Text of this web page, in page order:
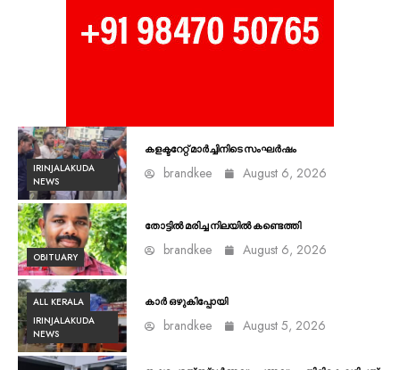
IRINJALAKUDA
NEWS
കളക്ടറേറ്റ് മാർച്ചിനിടെ സംഘർഷം
brandkee August 6, 2026
OBITUARY
തോട്ടിൽ മരിച്ച നിലയിൽ കണ്ടെത്തി
brandkee August 6, 2026
ALL KERALA
IRINJALAKUDA
NEWS
കാർ ഒഴുകിപ്പോയി
brandkee August 5, 2026